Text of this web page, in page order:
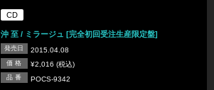
CD
沖 至 / ミラージュ [完全初回受注生産限定盤]
発売日 2015.04.08
価 格 ¥2,016 (税込)
品 番 POCS-9342